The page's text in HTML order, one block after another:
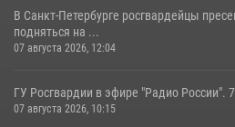
В Санкт-Петербурге росгвардейцы
подняться на ...
07 августа 2026, 12:04
ГУ Росгвардии в эфире "Радио России". 7
07 августа 2026, 10:15